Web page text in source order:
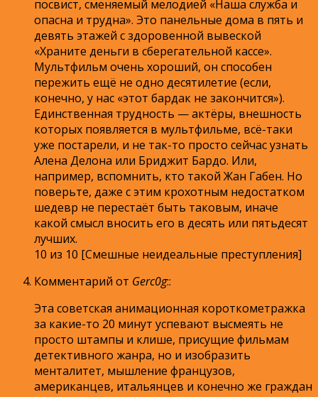
посвист, сменяемый мелодией «Наша служба и
опасна и трудна». Это панельные дома в пять и
девять этажей с здоровенной вывеской
«Храните деньги в сберегательной кассе».
Мультфильм очень хороший, он способен
пережить ещё не одно десятилетие (если,
конечно, у нас «этот бардак не закончится»).
Единственная трудность — актёры, внешность
которых появляется в мультфильме, всё-таки
уже постарели, и не так-то просто сейчас узнать
Алена Делона или Бриджит Бардо. Или,
например, вспомнить, кто такой Жан Габен. Но
поверьте, даже с этим крохотным недостатком
шедевр не перестаёт быть таковым, иначе
какой смысл вносить его в десять или пятьдесят
лучших.
10 из 10 [Смешные неидеальные преступления]
Комментарий от Gerc0g::
Эта советская анимационная короткометражка
за какие-то 20 минут успевают высмеять не
просто штампы и клише, присущие фильмам
детективного жанра, но и изобразить
менталитет, мышление французов,
американцев, итальянцев и конечно же граждан